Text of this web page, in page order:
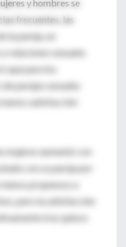
y hombres se
frecuentes, las
la pareja, un
relaciones sexuales
que para los
parejas sexuales
satisfacción
mujeres aumentó con
con su pareja por
propensos a
pero la satisfacción
tras quince